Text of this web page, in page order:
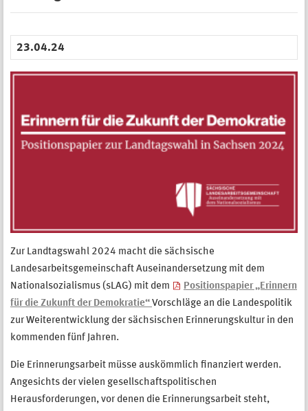
23.04.24
Zur Landtagswahl 2024 macht die sächsische
Landesarbeitsgemeinschaft Auseinandersetzung mit dem
Nationalsozialismus (sLAG) mit dem
Positionspapier „Erinnern
für die Zukunft der Demokratie“ Vorschläge an die Landespolitik
zur Weiterentwicklung der sächsischen Erinnerungskultur in den
kommenden fünf Jahren.
Die Erinnerungsarbeit müsse auskömmlich finanziert werden.
Angesichts der vielen gesellschaftspolitischen
Herausforderungen, vor denen die Erinnerungsarbeit steht,